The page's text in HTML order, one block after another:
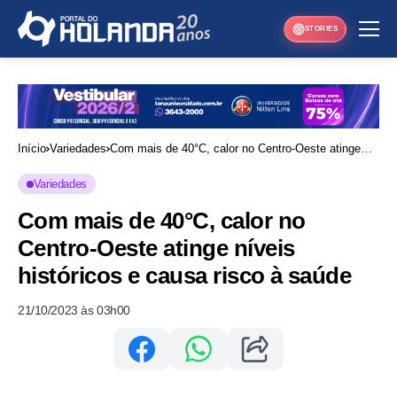
STORIES
Início Variedades Com mais de 40°C, calor no Centro-Oeste atinge
Variedades
Com mais de 40°C, calor no
Centro-Oeste atinge níveis
históricos e causa risco à saúde
21/10/2023 às 03h00